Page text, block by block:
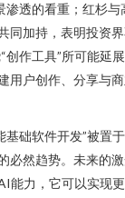
渗透的看重；红杉与
同加持，表明投资
作工具”所可能延
用户创作、分享与
础软件开发”被置
必然趋势。未来的
能力，它可以实现